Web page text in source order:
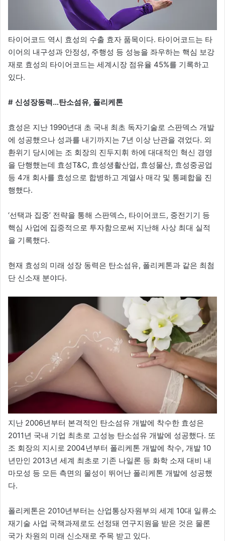
타이어코드 역시 효성의 수출 효자 품목이다. 타이어코드는 타
이어의 내구성과 안정성, 주행성 등 성능을 좌우하는 핵심 보강
재로 효성의 타이어코드는 세계시장 점유율 45%를 기록하고
있다.
# 신성장동력…탄소섬유, 폴리케톤
효성은 지난 1990년대 초 국내 최초 독자기술로 스판덱스 개발
에 성공했으나 성과를 내기까지는 7년 이상 난관을 겪었다. 외
환위기 당시에는 조 회장의 진두지휘 하에 대대적인 혁신 경영
을 단행했는데 효성T&C, 효성생활산업, 효성물산, 효성중공업
등 4개 회사를 효성으로 합병하고 계열사 매각 및 통폐합을 진
행했다.
‘선택과 집중’ 전략을 통해 스판덱스, 타이어코드, 중전기기 등
핵심 사업에 집중적으로 투자함으로써 지난해 사상 최대 실적
을 기록했다.
현재 효성의 미래 성장 동력은 탄소섬유, 폴리케톤과 같은 최첨
단 신소재 분야다.
지난 2006년부터 본격적인 탄소섬유 개발에 착수한 효성은
2011년 국내 기업 최초로 고성능 탄소섬유 개발에 성공했다. 또
조 회장의 지시로 2004년부터 폴리케톤 개발에 착수, 개발 10
년만인 2013년 세계 최초로 기존 나일론 등 화학 소재 대비 내
마모성 등 모든 측면의 물성이 뛰어난 폴리케톤 개발에 성공했
다.
폴리케톤은 2010년부터는 산업통상자원부의 세계 10대 일류소
재기술 사업 국책과제로도 선정돼 연구지원을 받은 것은 물론
국가 차원의 미래 신소재로 주목 받고 있다.